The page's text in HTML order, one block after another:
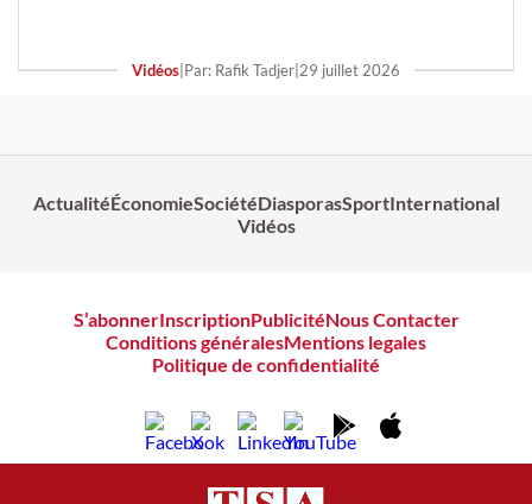
Vidéos Par: Rafik Tadjer 29 juillet 2026
ActualitéÉconomieSociétéDiasporasSportInternational
Vidéos
S’abonnerInscriptionPublicitéNous Contacter
Conditions généralesMentions legales
Politique de confidentialité